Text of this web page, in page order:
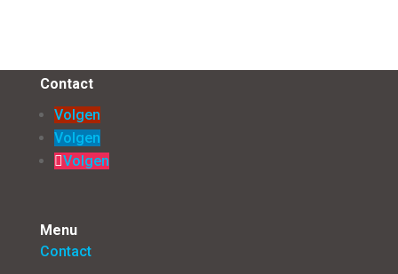
Contact
Volgen
Volgen
Volgen
Menu
Contact